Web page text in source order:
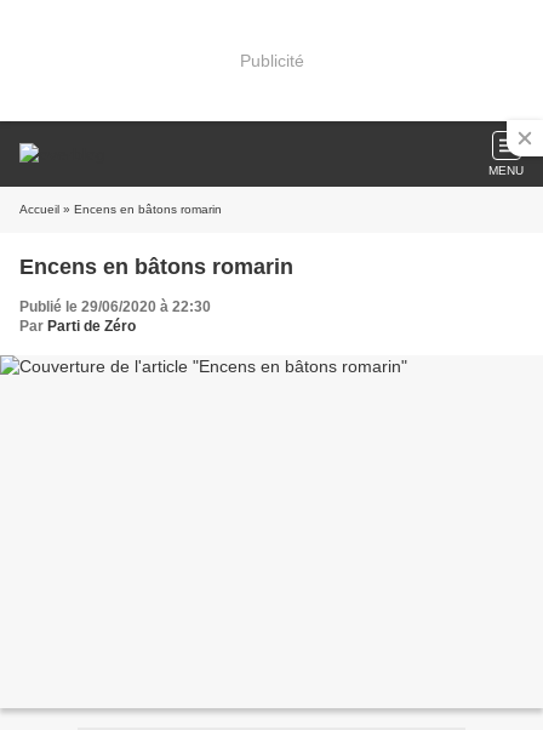
Publicité
MENU
Accueil » Encens en bâtons romarin
Encens en bâtons romarin
Publié le 29/06/2020 à 22:30
Par Parti de Zéro